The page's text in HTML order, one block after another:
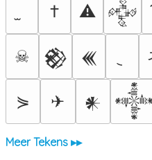
† ⚠ 𒅒
☠ 𒆙 𒌍
⋟ ✈ 𒀭 𒀱
Meer Tekens ▸▸